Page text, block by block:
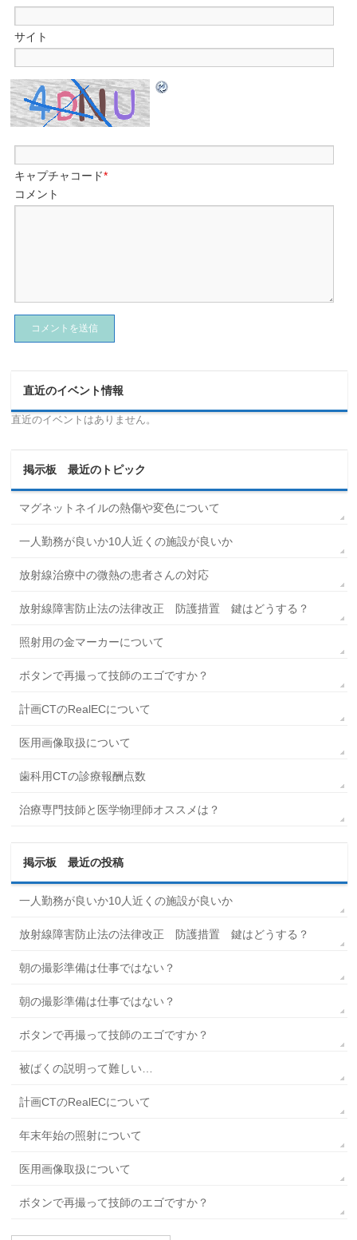
サイト
キャプチャコード*
コメント
直近のイベント情報
直近のイベントはありません。
掲示板 最近のトピック
マグネットネイルの熱傷や変色について
一人勤務が良いか10人近くの施設が良いか
放射線治療中の微熱の患者さんの対応
放射線障害防止法の法律改正 防護措置 鍵はどうする？
照射用の金マーカーについて
ボタンで再撮って技師のエゴですか？
計画CTのRealECについて
医用画像取扱について
歯科用CTの診療報酬点数
治療専門技師と医学物理師オススメは？
掲示板 最近の投稿
一人勤務が良いか10人近くの施設が良いか
放射線障害防止法の法律改正 防護措置 鍵はどうする？
朝の撮影準備は仕事ではない？
朝の撮影準備は仕事ではない？
ボタンで再撮って技師のエゴですか？
被ばくの説明って難しい…
計画CTのRealECについて
年末年始の照射について
医用画像取扱について
ボタンで再撮って技師のエゴですか？